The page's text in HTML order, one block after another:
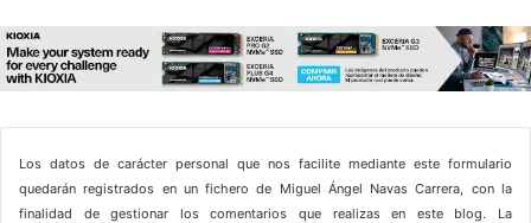
Los datos de carácter personal que nos facilite mediante este formulario
quedarán registrados en un fichero de Miguel Ángel Navas Carrera, con la
finalidad de gestionar los comentarios que realizas en este blog. La